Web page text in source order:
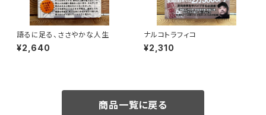
語るに足る、ささやかな人生
¥2,640
ナルコトラフィコ
¥2,310
商品一覧に戻る